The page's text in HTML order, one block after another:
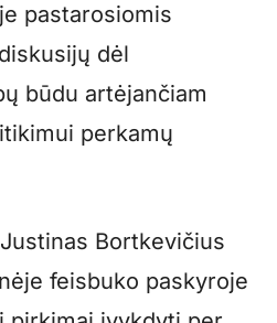
pastarosiomis
dėl
būdu artėjančiam
perkamų
Bortkevičius
feisbuko paskyroje